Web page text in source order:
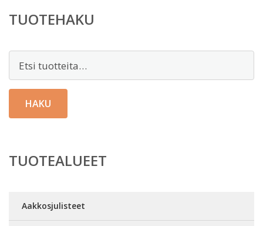
TUOTEHAKU
HAKU
TUOTEALUEET
Aakkosjulisteet